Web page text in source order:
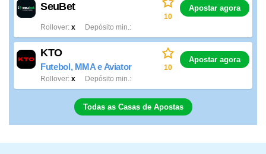
SeuBet
x
Rollover Depósito min.
10
Apostar agora
KTO
Futebol, MMA e Aviator
x
Rollover Depósito min.
10
Apostar agora
Todas as Casas de Apostas